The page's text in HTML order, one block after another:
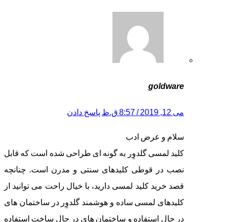
goldware
می 12, 2019 / 8:57 ق.ظ پاسخ دادن
سلام و عرض ادب
کلید لمسی گلدوِر به گونه ای طراحی شده است که قابل
نصب در قوطی کلیدهای سنتی و مدرن است. چنانچه
قصد خرید کلید لمسی دارید، با خیال راحت می توانید از
کلیدهای لمسی ساده و هوشمند گلدوِر در ساختمان های
در حال استفاده و ساختمان های در حال ساخت استفاده